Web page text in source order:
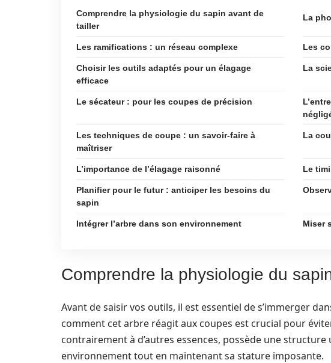
Comprendre la physiologie du sapin avant de
tailler
La
Les ramifications : un réseau complexe Les
Choisir les outils adaptés pour un élagage
efficace
La
Le sécateur : pour les coupes de précision
Les techniques de coupe : un savoir-faire à
maîtriser
La
L’importance de l’élagage raisonné Le
Planifier pour le futur : anticiper les besoins du
sapin
Intégrer l’arbre dans son environnement Miser
Comprendre la physiologie du
Avant de saisir vos outils, il est essentiel de s’immerger
comment cet arbre réagit aux coupes est crucial pour
contrairement à d’autres essences, possède une
environnement tout en maintenant sa stature imposante.